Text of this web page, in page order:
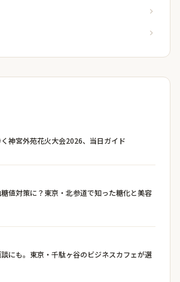
神宮外苑花火大会2026、当日ガイド
値対策に？東京・北参道で知った糖化と美容
にも。東京・千駄ヶ谷のビジネスカフェが選